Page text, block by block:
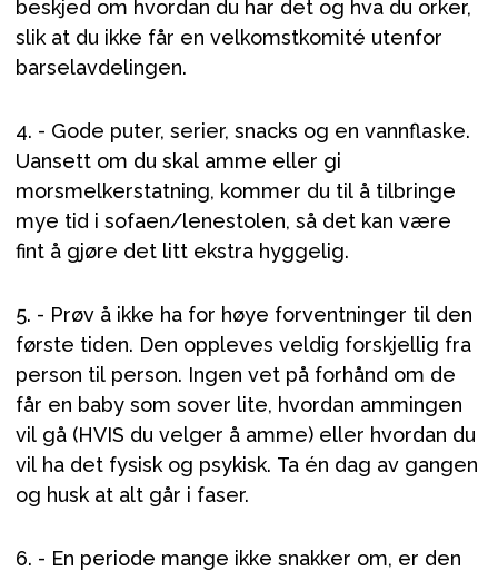
beskjed om hvordan du har det og hva du orker,
slik at du ikke får en velkomstkomité utenfor
barselavdelingen.
4. - Gode puter, serier, snacks og en vannflaske.
Uansett om du skal amme eller gi
morsmelkerstatning, kommer du til å tilbringe
mye tid i sofaen/lenestolen, så det kan være
fint å gjøre det litt ekstra hyggelig.
5. - Prøv å ikke ha for høye forventninger til den
første tiden. Den oppleves veldig forskjellig fra
person til person. Ingen vet på forhånd om de
får en baby som sover lite, hvordan ammingen
vil gå (HVIS du velger å amme) eller hvordan du
vil ha det fysisk og psykisk. Ta én dag av gangen
og husk at alt går i faser.
6. - En periode mange ikke snakker om, er den